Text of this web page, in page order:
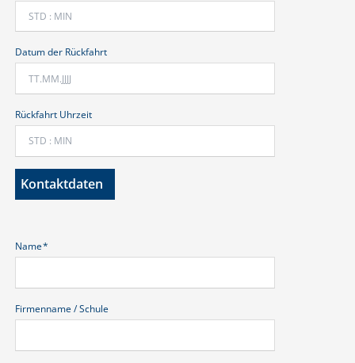
Datum der Rückfahrt
Rückfahrt Uhrzeit
Kontaktdaten
Pflichtfeld
Name*
Firmenname / Schule